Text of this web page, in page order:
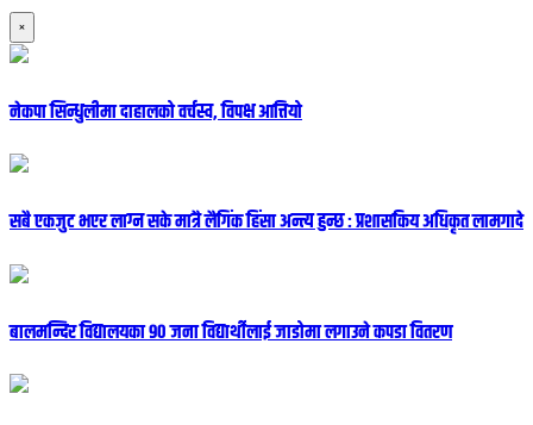
×
नेकपा सिन्धुलीमा दाहालको वर्चस्व, विपक्ष आत्तियो
सबै एकजुट भएर लाग्न सके मात्रै लैगिंक हिंसा अन्त्य हुन्छ : प्रशासकिय अधिकृत लामगादे
बालमन्दिर विद्यालयका ९० जना विद्यार्थीलाई जाडोमा लगाउने कपडा वितरण